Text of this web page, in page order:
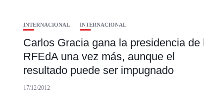
INTERNACIONAL INTERNACIONAL
Carlos Gracia gana la presidencia de
RFEdA una vez más, aunque el
resultado puede ser impugnado
17/12/2012